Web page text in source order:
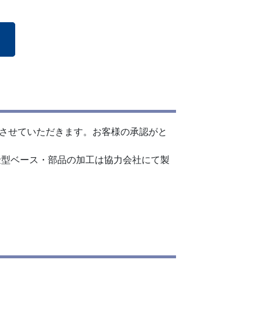
ていただきます。お客様の承認がと
ベース・部品の加工は協力会社にて製